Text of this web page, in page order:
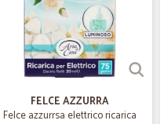
FELCE AZZURRA
Felce azzurrsa elettrico ricarica